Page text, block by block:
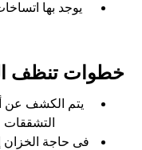
يوجد بها
خطوات تنظف
يتم الكشف عن
فى حاجة الخزان